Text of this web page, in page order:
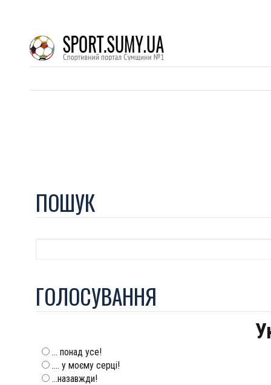
ПОШУК
ГОЛОСУВАННЯ
... понад усе!
.... у моєму серці!
...назавжди!